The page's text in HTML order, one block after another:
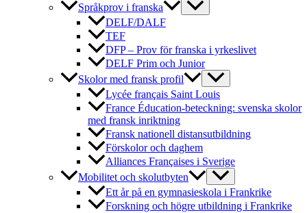
Språkprov i franska
DELF/DALF
TEF
DFP – Prov för franska i yrkeslivet
DELF Prim och Junior
Skolor med fransk profil
Lycée français Saint Louis
France Éducation-beteckning: svenska skolor
med fransk inriktning
Fransk nationell distansutbildning
Förskolor och daghem
Alliances Françaises i Sverige
Mobilitet och skolutbyten
Ett år på en gymnasieskola i Frankrike
Forskning och högre utbildning i Frankrike